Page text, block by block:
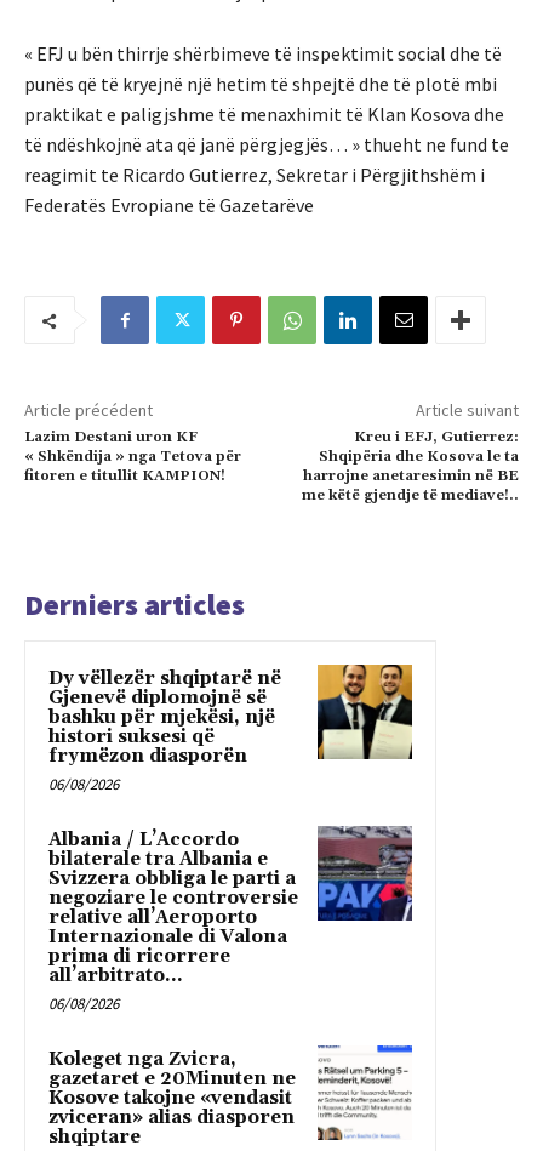
« EFJ u bën thirrje shërbimeve të inspektimit social dhe të
punës që të kryejnë një hetim të shpejtë dhe të plotë mbi
praktikat e paligjshme të menaxhimit të Klan Kosova dhe
të ndëshkojnë ata që janë përgjegjës… » thueht ne fund te
reagimit te Ricardo Gutierrez, Sekretar i Përgjithshëm i
Federatës Evropiane të Gazetarëve
Article précédent
Lazim Destani uron KF
« Shkëndija » nga Tetova për
fitoren e titullit KAMPION!
Article suivant
Kreu i EFJ, Gutierrez:
Shqipëria dhe Kosova le ta
harrojne anetaresimin në BE
me këtë gjendje të mediave!..
Derniers articles
Dy vëllezër shqiptarë në
Gjenevë diplomojnë së
bashku për mjekësi, një
histori suksesi që
frymëzon diasporën
06/08/2026
Albania / L’Accordo
bilaterale tra Albania e
Svizzera obbliga le parti a
negoziare le controversie
relative all’Aeroporto
Internazionale di Valona
prima di ricorrere
all’arbitrato...
06/08/2026
Koleget nga Zvicra,
gazetaret e 20Minuten ne
Kosove takojne «vendasit
zviceran» alias diasporen
shqiptare